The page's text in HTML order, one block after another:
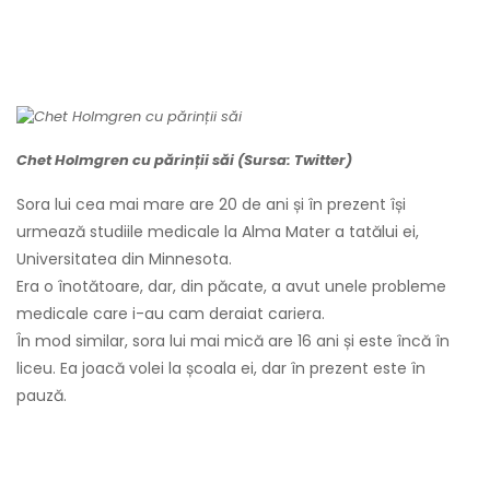
Chet Holmgren cu părinții săi (Sursa: Twitter)
Sora lui cea mai mare are 20 de ani și în prezent își
urmează studiile medicale la Alma Mater a tatălui ei,
Universitatea din Minnesota.
Era o înotătoare, dar, din păcate, a avut unele probleme
medicale care i-au cam deraiat cariera.
În mod similar, sora lui mai mică are 16 ani și este încă în
liceu. Ea joacă volei la școala ei, dar în prezent este în
pauză.